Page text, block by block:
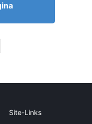
Site-Links